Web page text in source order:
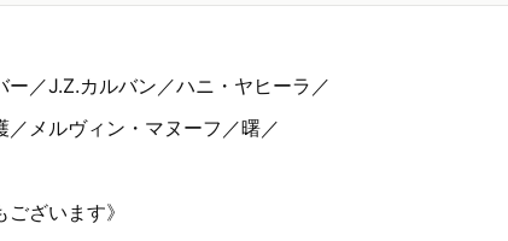
／J.Z.カルバン／ハニ・ヤヒーラ／
メルヴィン・マヌーフ／曙／
ざいます》